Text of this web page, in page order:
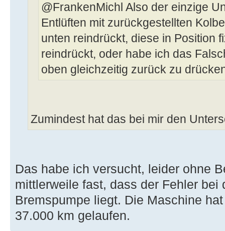
@FrankenMichl Also der einzige
Entlüften mit zurückgestellten
unten reindrückt, diese in Position
reindrückt, oder habe ich das
oben gleichzeitig zurück zu
Zumindest hat das bei mir den
Das habe ich versucht, leider ohne
mittlerweile fast, dass der Fehler bei
Bremspumpe liegt. Die Maschine
37.000 km gelaufen.